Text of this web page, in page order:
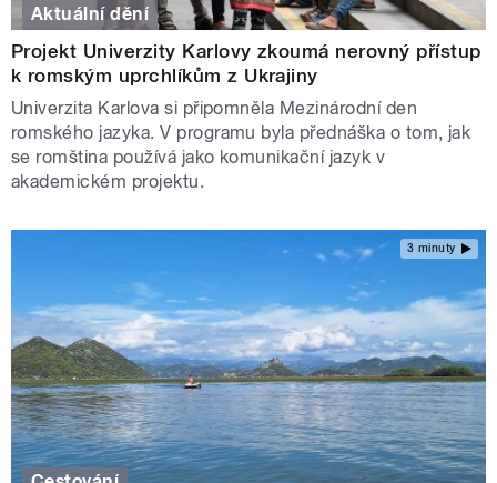
Aktuální dění
Projekt Univerzity Karlovy zkoumá nerovný přístup
k romským uprchlíkům z Ukrajiny
Univerzita Karlova si připomněla Mezinárodní den
romského jazyka. V programu byla přednáška o tom, jak
se romština používá jako komunikační jazyk v
akademickém projektu.
3 minuty